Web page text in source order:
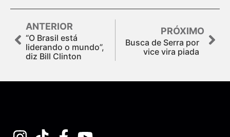
ANTERIOR
“O Brasil está
liderando o mundo”,
diz Bill Clinton
PRÓXIMO
Busca de Serra por
vice vira piada